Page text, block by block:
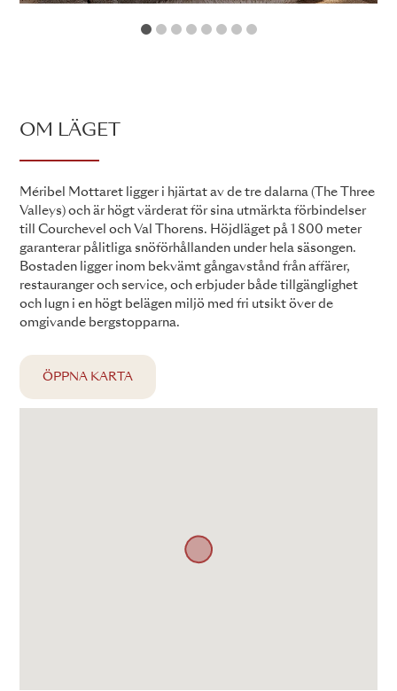
1 2 3 4 5
OM LÄGET
Méribel Mottaret ligger i hjärtat av de tre dalarna (The Three
Valleys) och är högt värderat för sina utmärkta förbindelser
till Courchevel och Val Thorens. Höjdläget på 1 800 meter
garanterar pålitliga snöförhållanden under hela säsongen.
Bostaden ligger inom bekvämt gångavstånd från affärer,
restauranger och service, och erbjuder både tillgänglighet
och lugn i en högt belägen miljö med fri utsikt över de
omgivande bergstopparna.
ÖPPNA KARTA